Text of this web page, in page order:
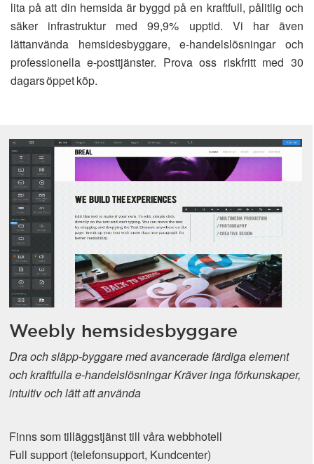
lita på att din hemsida är byggd på en kraftfull, pålitlig och
säker infrastruktur med 99,9% upptid. Vi har även
lättanvända hemsidesbyggare, e-handelslösningar och
professionella e-posttjänster. Prova oss riskfritt med 30
dagars öppet köp.
Weebly hemsidesbyggare
Dra och släpp-byggare med avancerade färdiga element
och kraftfulla e-handelslösningar Kräver inga förkunskaper,
intuitiv och lätt att använda
Finns som tilläggstjänst till våra webbhotell
Full support (telefonsupport, Kundcenter)